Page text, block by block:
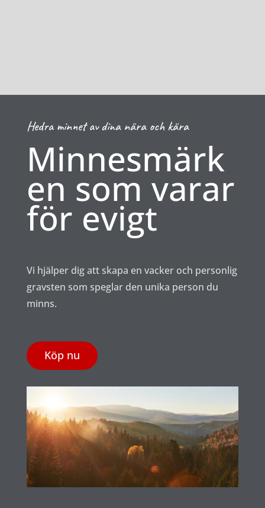
Hedra minnet av dina nära och kära
Minnesmärk
en som varar
för evigt
Vi hjälper dig att skapa en vacker och personlig
gravsten som speglar den unika person du
minns.
Köp nu